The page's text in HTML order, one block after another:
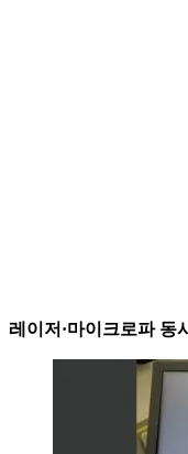
레이저·마이크로파